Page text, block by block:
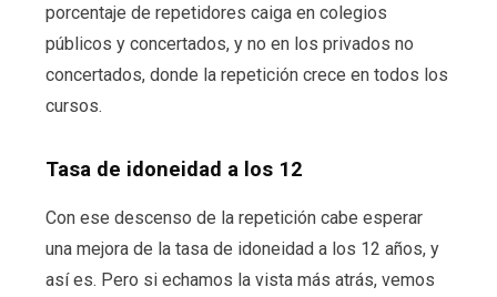
porcentaje de repetidores caiga en colegios
públicos y concertados, y no en los privados no
concertados, donde la repetición crece en todos los
cursos.
Tasa de idoneidad a los 12
Con ese descenso de la repetición cabe esperar
una mejora de la tasa de idoneidad a los 12 años, y
así es. Pero si echamos la vista más atrás, vemos